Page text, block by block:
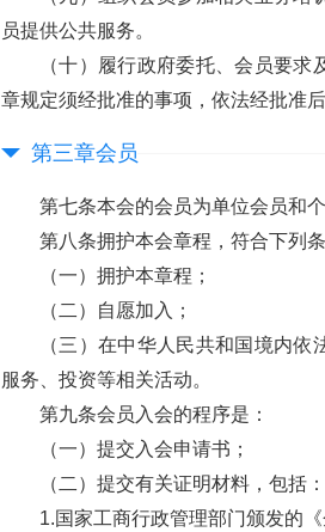
员提供公共服务。
（十）履行政府委托、会员要
章规定须经批准的事项，依法经批准
第三章会员
第七条本会的会员为单位会员和
第八条拥护本会章程，符合下列
（一）拥护本章程；
（二）自愿加入；
（三）在中华人民共和国境内
服务、投资等相关活动。
第九条会员入会的程序是：
（一）提交入会申请书；
（二）提交有关证明材料，包括：
1.国家工商行政管理部门颁发的